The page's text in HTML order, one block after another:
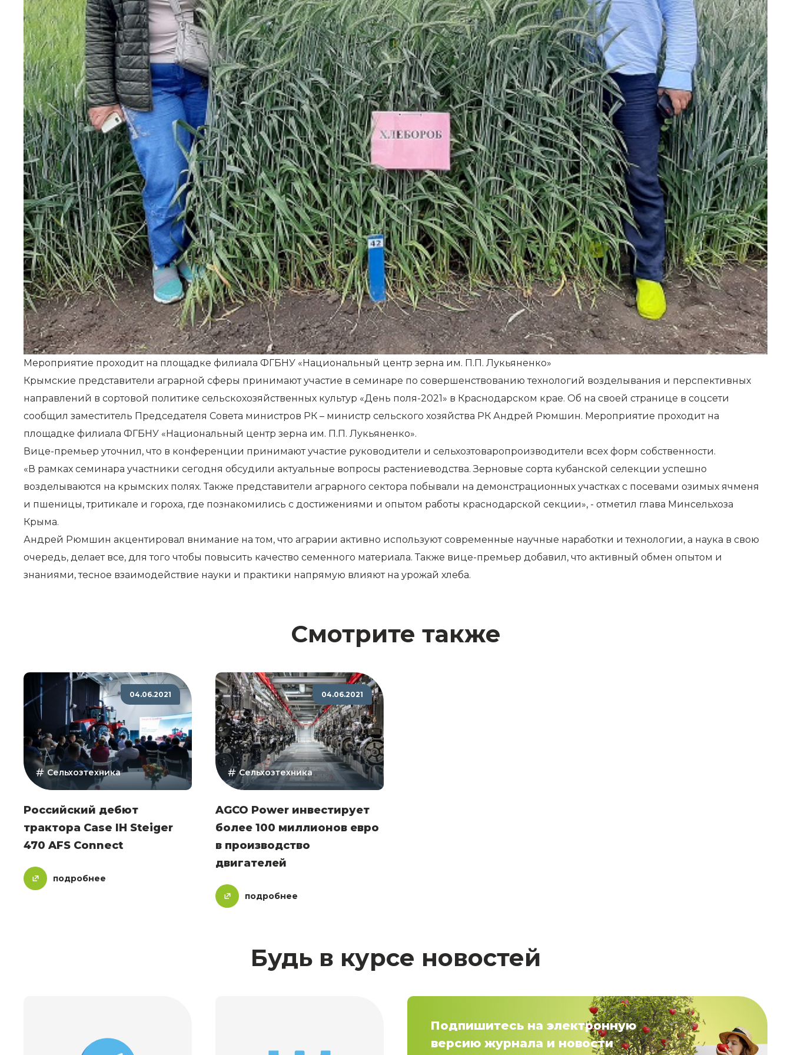
Мероприятие проходит на площадке филиала ФГБНУ «Национальный центр зерна им. П.П. Лукьяненко»
Крымские представители аграрной сферы принимают участие в семинаре по совершенствованию технологий возделывания и перспективных
направлений в сортовой политике сельскохозяйственных культур «День поля-2021» в Краснодарском крае. Об на своей странице в соцсети
сообщил заместитель Председателя Совета министров РК – министр сельского хозяйства РК Андрей Рюмшин. Мероприятие проходит на
площадке филиала ФГБНУ «Национальный центр зерна им. П.П. Лукьяненко».
Вице-премьер уточнил, что в конференции принимают участие руководители и сельхозтоваропроизводители всех форм собственности.
«В рамках семинара участники сегодня обсудили актуальные вопросы растениеводства. Зерновые сорта кубанской селекции успешно
возделываются на крымских полях. Также представители аграрного сектора побывали на демонстрационных участках с посевами озимых ячменя
и пшеницы, тритикале и гороха, где познакомились с достижениями и опытом работы краснодарской секции», - отметил глава Минсельхоза
Крыма.
Андрей Рюмшин акцентировал внимание на том, что аграрии активно используют современные научные наработки и технологии, а наука в свою
очередь, делает все, для того чтобы повысить качество семенного материала. Также вице-премьер добавил, что активный обмен опытом и
знаниями, тесное взаимодействие науки и практики напрямую влияют на урожай хлеба.
Смотрите также
04.06.2021
Сельхозтехника
Российский дебют
трактора Case IH Steiger
470 AFS Connect
подробнее
04.06.2021
Сельхозтехника
AGCO Power инвестирует
более 100 миллионов евро
в производство
двигателей
подробнее
Будь в курсе новостей
Подпишитесь на электронную
версию журнала и новости